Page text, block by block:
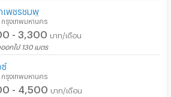
เพชรชมพู
กรุงเทพมหานคร
- 3,300 บาท/เดือน
ออกไป 130 เมตร
ซ์
กรุงเทพมหานคร
- 4,500 บาท/เดือน